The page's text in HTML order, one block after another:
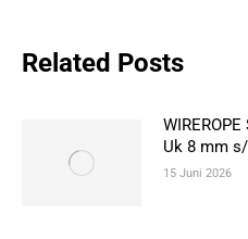
Related Posts
Uk 8 mm
15 Juni 2026